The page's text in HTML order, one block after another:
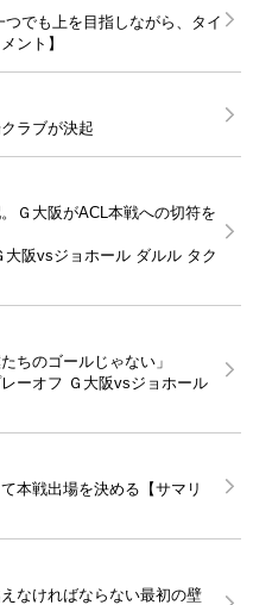
でも上を目指しながら、タイ
ント】
ラブが決起
Ｇ大阪がACL本戦への切符を
大阪vsジョホール ダルル タク
ちのゴールじゃない」
ーオフ Ｇ大阪vsジョホール
本戦出場を決める【サマリ
なければならない最初の壁